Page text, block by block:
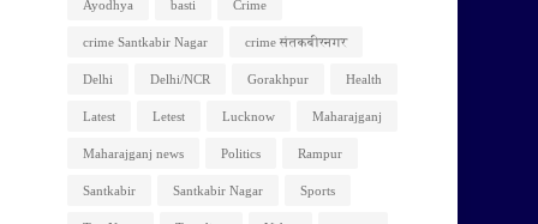
Ayodhya basti Crime
crime Santkabir Nagar crime संतकबीरनगर
Delhi Delhi/NCR Gorakhpur Health
Latest Letest Lucknow Maharajganj
Maharajganj news Politics Rampur
Santkabir Santkabir Nagar Sports